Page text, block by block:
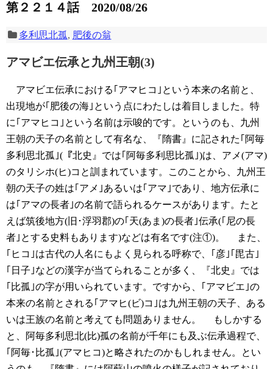
第２２１４話 2020/08/26
多利思北孤, 肥後の翁
アマビエ伝承と九州王朝(3)
アマビエ伝承における｢アマヒコ｣という本来の名前と、
出現地が｢肥後の海｣という点にわたしは着目しました。特
に｢アマヒコ｣という名前は示唆的です。というのも、九州
王朝の天子の名前として有名な、『隋書』に記された｢阿毎
多利思北孤｣(『北史』では｢阿毎多利思比孤｣)は、アメ(アマ)
のタリシホ(ヒ)コと訓まれています。このことから、九州王
朝の天子の姓は｢アメ｣あるいは｢アマ｣であり、地方伝承に
は｢アマの長者｣の名前で語られるケースがあります。たと
えば筑後地方(旧･浮羽郡)の｢天(あま)の長者｣伝承(｢尼の長
者｣とする史料もあります)などは有名です(注①)。
また、
｢ヒコ｣は古代の人名にもよく見られる呼称で、｢彦｣｢毘古｣
｢日子｣などの漢字が当てられることが多く、『北史』では
｢比孤｣の字が用いられています。ですから、｢アマビエ｣の
本来の名前とされる｢アマヒ(ビ)コ｣は九州王朝の天子、ある
いは王族の名前と考えても問題ありません。
もしかする
と、阿毎多利思北(比)孤の名前が千年にも及ぶ伝承過程で、
｢阿毎･比孤｣(アマヒコ)と略されたのかもしれません。とい